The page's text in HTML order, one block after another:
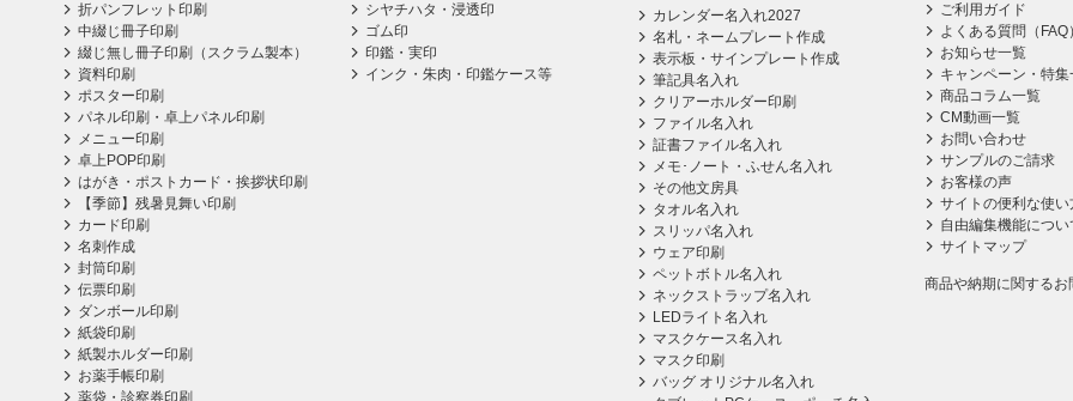
折パンフレット印刷
中綴じ冊子印刷
綴じ無し冊子印刷（スクラム製本）
資料印刷
ポスター印刷
パネル印刷・卓上パネル印刷
メニュー印刷
卓上POP印刷
はがき・ポストカード・挨拶状印刷
【季節】残暑見舞い印刷
カード印刷
名刺作成
封筒印刷
伝票印刷
ダンボール印刷
紙袋印刷
紙製ホルダー印刷
お薬手帳印刷
薬袋・診察券印刷
シヤチハタ・浸透印
ゴム印
印鑑・実印
インク・朱肉・印鑑ケース等
カレンダー名入れ2027
名札・ネームプレート作成
表示板・サインプレート作成
筆記具名入れ
クリアーホルダー印刷
ファイル名入れ
証書ファイル名入れ
メモ･ノート・ふせん名入れ
その他文房具
タオル名入れ
スリッパ名入れ
ウェア印刷
ペットボトル名入れ
ネックストラップ名入れ
LEDライト名入れ
マスクケース名入れ
マスク印刷
バッグ オリジナル名入れ
ご利用ガイド
よくある質問（FAQ
お知らせ一覧
キャンペーン・特集
商品コラム一覧
CM動画一覧
お問い合わせ
サンプルのご請求
お客様の声
サイトの便利な使い
自由編集機能につい
サイトマップ
商品や納期に関するお